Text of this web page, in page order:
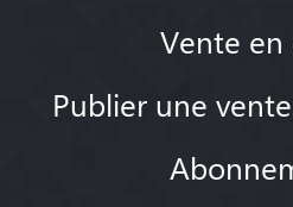
Vente
Publier une